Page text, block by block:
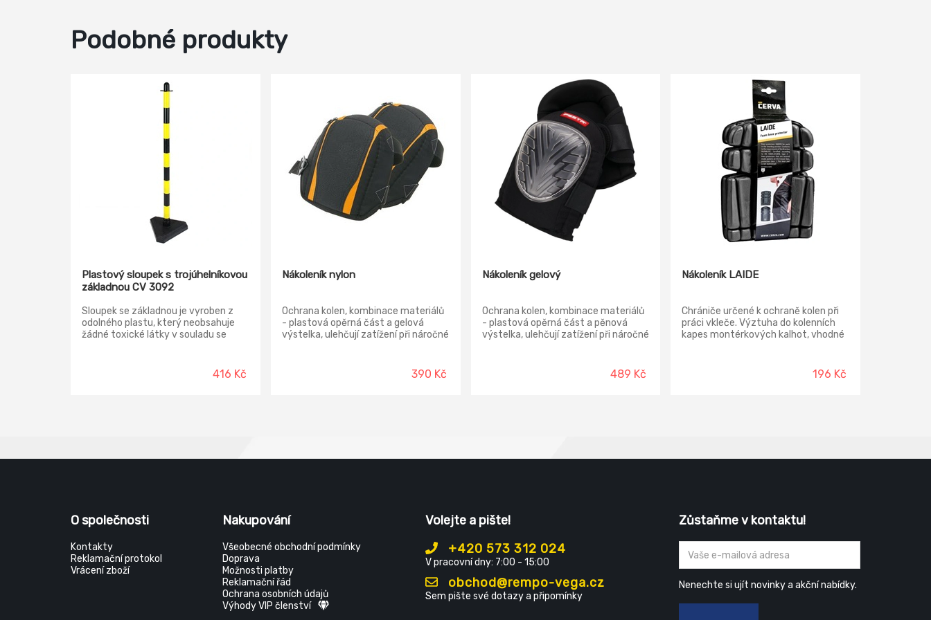
Podobné produkty
Plastový sloupek s trojúhelníkovou
základnou CV 3092
Sloupek se základnou je vyroben z
odolného plastu, který neobsahuje
žádné toxické látky v souladu se
416 Kč
Nákoleník nylon
Ochrana kolen, kombinace materiálů
- plastová opěrná část a gelová
výstelka, ulehčují zatížení při náročné
nezařezává se!, použití : ochranný
prvek při práci proti otlakům, chladu,
390 Kč
Nákoleník gelový
Ochrana kolen, kombinace materiálů
- plastová opěrná část a pěnová
výstelka, ulehčují zatížení při náročné
otlakům, chladu, zimě při práci na
kolenou - obkladačské a podlahářské
489 Kč
Nákoleník LAIDE
Chrániče určené k ochraně kolen při
práci vkleče. Výztuha do kolenních
kapes montérkových kalhot, vhodné
196 Kč
O společnosti
Kontakty
Reklamační protokol
Vrácení zboží
Nakupování
Všeobecné obchodní podmínky
Doprava
Možnosti platby
Reklamační řád
Ochrana osobních údajů
Výhody VIP členství
Volejte a pište!
+420 573 312 024
V pracovní dny: 7:00 - 15:00
obchod@rempo-vega.cz
Sem pište své dotazy a připomínky
Zůstaňme v kontaktu!
Nenechte si ujít novinky a akční nabídky.